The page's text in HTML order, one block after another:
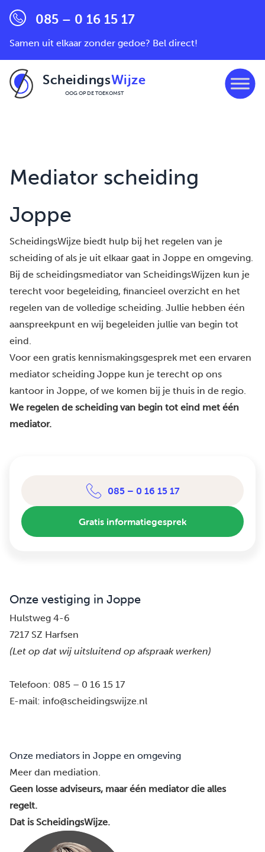
085 – 0 16 15 17
Samen uit elkaar zonder gedoe? Bel direct!
ScheidingsWijze
OOG OP DE TOEKOMST
Mediator scheiding
Joppe
ScheidingsWijze biedt hulp bij het regelen van je
scheiding of als je uit elkaar gaat in Joppe en omgeving.
Bij de scheidingsmediator van ScheidingsWijzen kun je
terecht voor begeleiding, financieel overzicht en het
regelen van de volledige scheiding. Jullie hebben één
aanspreekpunt en wij begeleiden jullie van begin tot
eind.
Voor een gratis kennismakingsgesprek met een ervaren
mediator scheiding Joppe kun je terecht op ons
kantoor in Joppe, of we komen bij je thuis in de regio.
We regelen de scheiding van begin tot eind met één
mediator.
085 – 0 16 15 17
Gratis informatiegesprek
Onze vestiging in Joppe
Hulstweg 4-6
7217 SZ Harfsen
(Let op dat wij uitsluitend op afspraak werken)
Telefoon: 085 – 0 16 15 17
E-mail: info@scheidingswijze.nl
Onze mediators in Joppe en omgeving
Meer dan mediation.
Geen losse adviseurs, maar één mediator die alles
regelt.
Dat is ScheidingsWijze.